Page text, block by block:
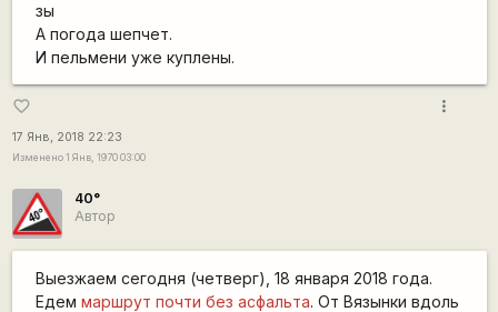
зы
А погода шепчет.
И пельмени уже куплены.
favorite_border
17 Янв, 2018 22:23
Изменено 1 Янв, 1970 03:00
more_vert
40°
Автор
Выезжаем сегодня (четверг), 18 января 2018 года.
Едем маршрут почти без асфальта. От Вязынки вдоль